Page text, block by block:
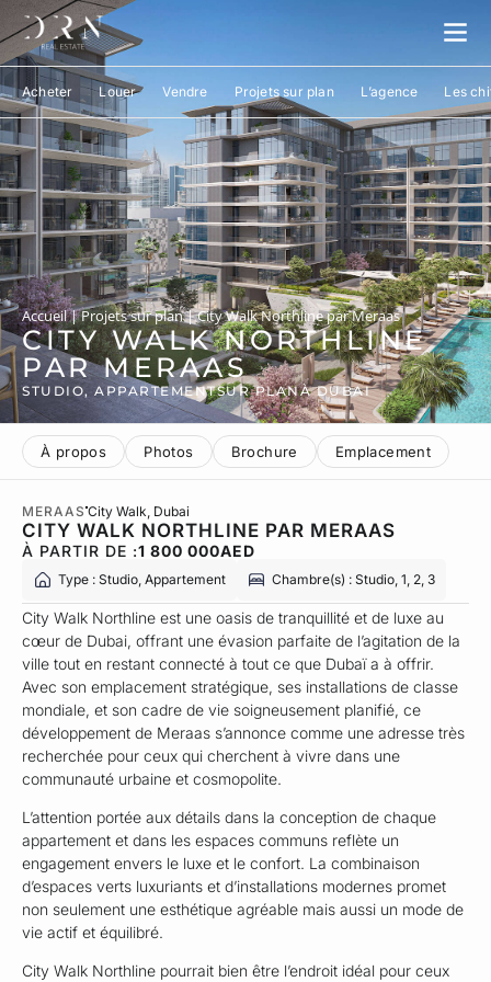
Acheter Louer Vendre Projets sur plan L’agence Les
Accueil|Projets sur plan|City Walk Northline par Meraas
CITY WALK NORTHLINE
PAR MERAAS
STUDIO, APPARTEMENTSUR PLANÀ DUBAI
À propos Photos Brochure Emplacement
MERAAS City Walk , Dubai
CITY WALK NORTHLINE PAR MERAAS
À PARTIR DE :1 800 000AED
Type : Studio, Appartement Chambre(s) : Studio, 1, 2, 3
City Walk Northline est une oasis de tranquillité et de luxe au
cœur de Dubai, offrant une évasion parfaite de l’agitation de la
ville tout en restant connecté à tout ce que Dubaï a à offrir.
Avec son emplacement stratégique, ses installations de classe
mondiale, et son cadre de vie soigneusement planifié, ce
développement de Meraas s’annonce comme une adresse très
recherchée pour ceux qui cherchent à vivre dans une
communauté urbaine et cosmopolite.
L’attention portée aux détails dans la conception de chaque
appartement et dans les espaces communs reflète un
engagement envers le luxe et le confort. La combinaison
d’espaces verts luxuriants et d’installations modernes promet
non seulement une esthétique agréable mais aussi un mode de
vie actif et équilibré.
City Walk Northline pourrait bien être l’endroit idéal pour ceux